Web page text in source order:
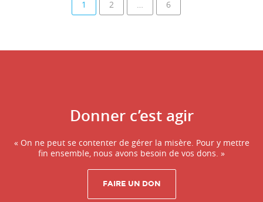
des
1 2 6
Donner c’est agir
« On ne peut se contenter de gérer la misère. Pour y mettre
fin ensemble, nous avons besoin de vos dons. »